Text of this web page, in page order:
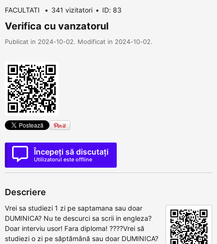
FACULTATI 341 vizitatori ID: 83
Verifica cu vanzatorul
Publicat in 2024-10-02. Modificat in 2024-10-02.
Începeți să discutați
Utilizatorul este offline
Descriere
Vrei sa studiezi 1 zi pe saptamana sau doar
DUMINICA? Nu te descurci sa scrii in engleza?
Doar interviu usor! Fara diploma! ????Vrei să
studiezi o zi pe săptămână sau doar DUMINICA?